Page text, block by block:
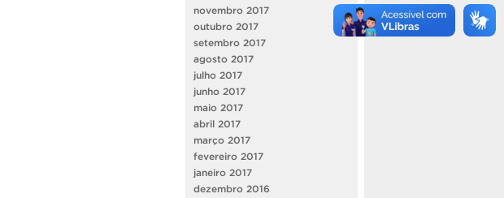
novembro 2017
outubro 2017
setembro 2017
agosto 2017
julho 2017
junho 2017
maio 2017
abril 2017
março 2017
fevereiro 2017
janeiro 2017
dezembro 2016